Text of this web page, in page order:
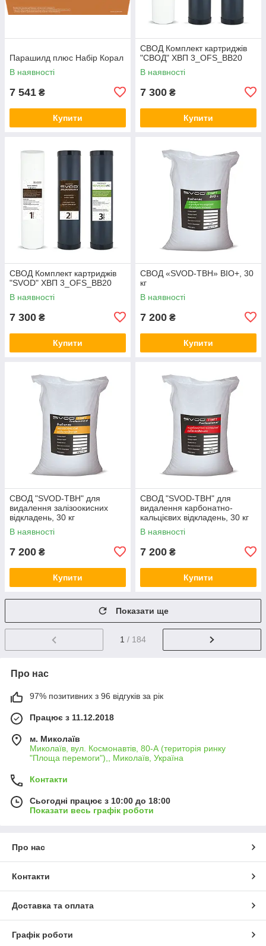
Парашилд плюс Набір Корал
В наявності
7 541 ₴
Купити
СВОД Комплект картриджів
"СВОД" ХВП 3_OFS_BB20
В наявності
7 300 ₴
Купити
СВОД Комплект картриджів
"SVOD" ХВП 3_OFS_BB20
В наявності
7 300 ₴
Купити
СВОД «SVOD-ТВН» BIO+, 30
кг
В наявності
7 200 ₴
Купити
СВОД "SVOD-ТВН" для
видалення залізоокисних
відкладень, 30 кг
В наявності
7 200 ₴
Купити
СВОД "SVOD-ТВН" для
видалення карбонатно-
кальцієвих відкладень, 30 кг
В наявності
7 200 ₴
Купити
Показати ще
1 / 184
Про нас
97% позитивних з 96 відгуків за рік
Працює з 11.12.2018
м. Миколаїв
Миколаїв, вул. Космонавтів, 80-А (територія ринку
"Площа перемоги"),, Миколаїв, Україна
Контакти
Сьогодні працює з 10:00 до 18:00
Показати весь графік роботи
Про нас
Контакти
Доставка та оплата
Графік роботи